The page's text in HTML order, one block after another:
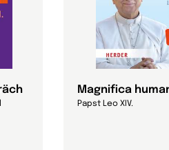
Magnifica
Papst Leo XIV.